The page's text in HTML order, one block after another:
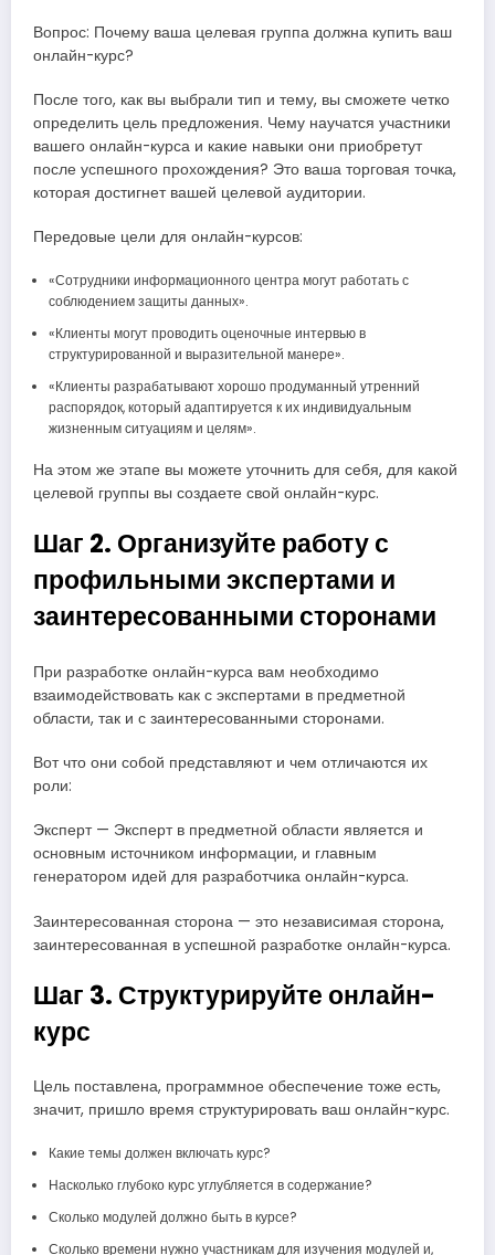
Вопрос: Почему ваша целевая группа должна купить ваш
онлайн-курс?
После того, как вы выбрали тип и тему, вы сможете четко
определить цель предложения. Чему научатся участники
вашего онлайн-курса и какие навыки они приобретут
после успешного прохождения? Это ваша торговая точка,
которая достигнет вашей целевой аудитории.
Передовые цели для онлайн-курсов:
«Сотрудники информационного центра могут работать с
соблюдением защиты данных».
«Клиенты могут проводить оценочные интервью в
структурированной и выразительной манере».
«Клиенты разрабатывают хорошо продуманный утренний
распорядок, который адаптируется к их индивидуальным
жизненным ситуациям и целям».
На этом же этапе вы можете уточнить для себя, для какой
целевой группы вы создаете свой онлайн-курс.
Шаг 2. Организуйте работу с
профильными экспертами и
заинтересованными сторонами
При разработке онлайн-курса вам необходимо
взаимодействовать как с экспертами в предметной
области, так и с заинтересованными сторонами.
Вот что они собой представляют и чем отличаются их
роли:
Эксперт — Эксперт в предметной области является и
основным источником информации, и главным
генератором идей для разработчика онлайн-курса.
Заинтересованная сторона — это независимая сторона,
заинтересованная в успешной разработке онлайн-курса.
Шаг 3. Структурируйте онлайн-
курс
Цель поставлена, программное обеспечение тоже есть,
значит, пришло время структурировать ваш онлайн-курс.
Какие темы должен включать курс?
Насколько глубоко курс углубляется в содержание?
Сколько модулей должно быть в курсе?
Сколько времени нужно участникам для изучения модулей и,